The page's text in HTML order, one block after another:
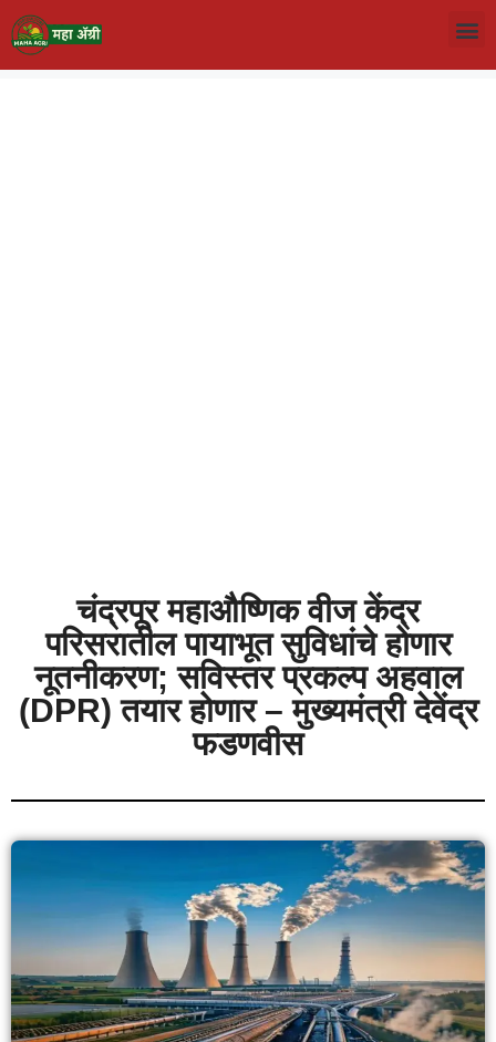
चंद्रपूर महाऔष्णिक वीज केंद्र
परिसरातील पायाभूत सुविधांचे होणार
नूतनीकरण; सविस्तर प्रकल्प अहवाल
(DPR) तयार होणार – मुख्यमंत्री देवेंद्र
फडणवीस